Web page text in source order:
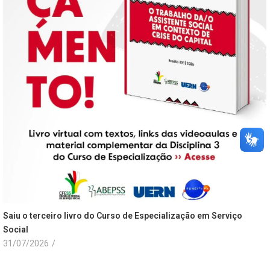
Saiu o terceiro livro do Curso de Especialização em Serviço
Social
31/07/2026 /